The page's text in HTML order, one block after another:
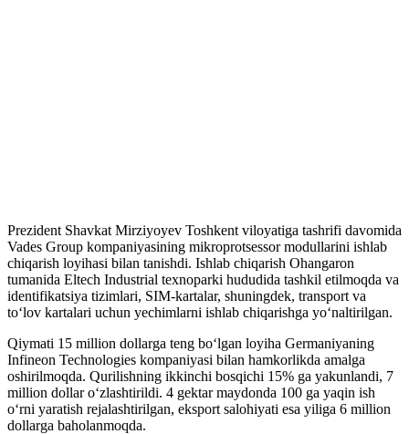
Prezident Shavkat Mirziyoyev Toshkent viloyatiga tashrifi davomida
Vades Group kompaniyasining mikroprotsessor modullarini ishlab
chiqarish loyihasi bilan tanishdi. Ishlab chiqarish Ohangaron
tumanida Eltech Industrial texnoparki hududida tashkil etilmoqda va
identifikatsiya tizimlari, SIM-kartalar, shuningdek, transport va
toʻlov kartalari uchun yechimlarni ishlab chiqarishga yoʻnaltirilgan.
Qiymati 15 million dollarga teng boʻlgan loyiha Germaniyaning
Infineon Technologies kompaniyasi bilan hamkorlikda amalga
oshirilmoqda. Qurilishning ikkinchi bosqichi 15% ga yakunlandi, 7
million dollar oʻzlashtirildi. 4 gektar maydonda 100 ga yaqin ish
oʻrni yaratish rejalashtirilgan, eksport salohiyati esa yiliga 6 million
dollarga baholanmoqda.